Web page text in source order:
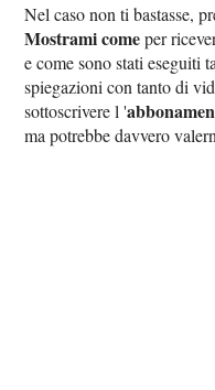
Nel caso non ti bastasse,
Mostrami comeper
e come sono stati eseguiti
spiegazioni con tanto di
sottoscrivere l '
ma potrebbe davvero